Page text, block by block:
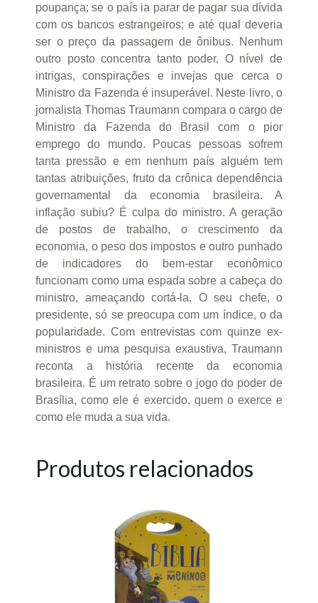
poupança; se o país ia parar de pagar sua dívida
com os bancos estrangeiros; e até qual deveria
ser o preço da passagem de ônibus. Nenhum
outro posto concentra tanto poder. O nível de
intrigas, conspirações e invejas que cerca o
Ministro da Fazenda é insuperável. Neste livro, o
jornalista Thomas Traumann compara o cargo de
Ministro da Fazenda do Brasil com o pior
emprego do mundo. Poucas pessoas sofrem
tanta pressão e em nenhum país alguém tem
tantas atribuições, fruto da crônica dependência
governamental da economia brasileira. A
inflação subiu? É culpa do ministro. A geração
de postos de trabalho, o crescimento da
economia, o peso dos impostos e outro punhado
de indicadores do bem-estar econômico
funcionam como uma espada sobre a cabeça do
ministro, ameaçando cortá-la. O seu chefe, o
presidente, só se preocupa com um índice, o da
popularidade. Com entrevistas com quinze ex-
ministros e uma pesquisa exaustiva, Traumann
reconta a história recente da economia
brasileira. É um retrato sobre o jogo do poder de
Brasília, como ele é exercido, quem o exerce e
como ele muda a sua vida.
Produtos relacionados